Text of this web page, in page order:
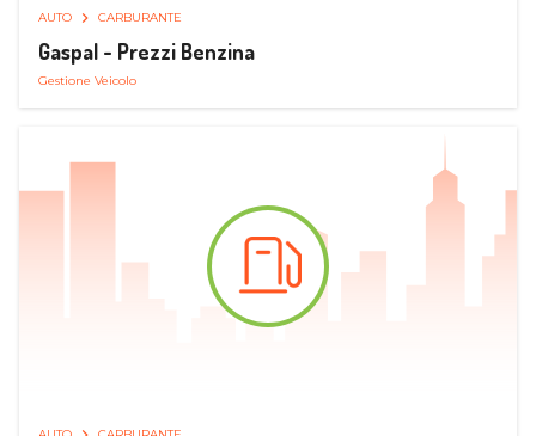
AUTO CARBURANTE
Gaspal - Prezzi Benzina
Gestione Veicolo